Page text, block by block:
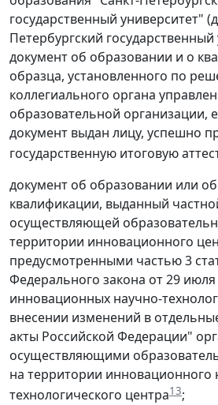
государственный университет"
Петербургский
документ об образовании и о
образца, установленного по
коллегиального органа
образовательной организации,
документ выдан лицу, успешно
государственную итоговую
документ об образовании или
квалификации, выданный
осуществляющей
территории инновационного
предусмотренными частью 3
Федерального закона от 29
инновационных научно-
внесении изменений в
акты Российской Федерации"
осуществляющими
на территории инновационного
технологического центра13;